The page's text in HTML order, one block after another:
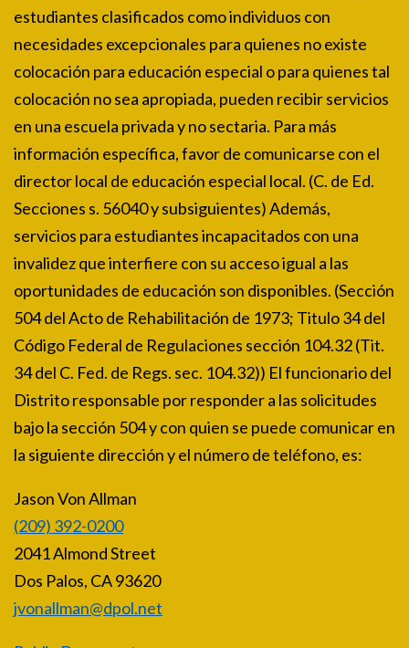
estudiantes clasificados como individuos con
necesidades excepcionales para quienes no existe
colocación para educación especial o para quienes tal
colocación no sea apropiada, pueden recibir servicios
en una escuela privada y no sectaria. Para más
información específica, favor de comunicarse con el
director local de educación especial local. (C. de Ed.
Secciones s. 56040 y subsiguientes) Además,
servicios para estudiantes incapacitados con una
invalidez que interfiere con su acceso igual a las
oportunidades de educación son disponibles. (Sección
504 del Acto de Rehabilitación de 1973; Titulo 34 del
Código Federal de Regulaciones sección 104.32 (Tit.
34 del C. Fed. de Regs. sec. 104.32)) El funcionario del
Distrito responsable por responder a las solicitudes
bajo la sección 504 y con quien se puede comunicar en
la siguiente dirección y el número de teléfono, es:
Jason Von Allman
(209) 392-0200
2041 Almond Street
Dos Palos, CA 93620
jvonallman@dpol.net